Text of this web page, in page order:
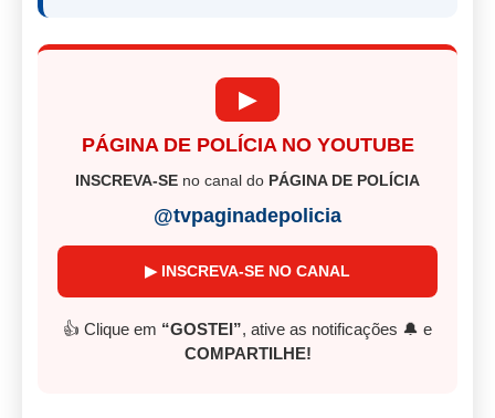
▶
PÁGINA DE POLÍCIA NO YOUTUBE
INSCREVA-SE no canal do PÁGINA DE POLÍCIA
@tvpaginadepolicia
▶ INSCREVA-SE NO CANAL
👍 Clique em “GOSTEI”, ative as notificações 🔔 e
COMPARTILHE!